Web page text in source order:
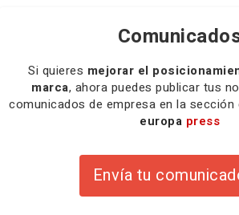
Si quieres mejorar el
marca, ahora puedes publicar tus
comunicados de empresa en la sección
europa press
Envía tu